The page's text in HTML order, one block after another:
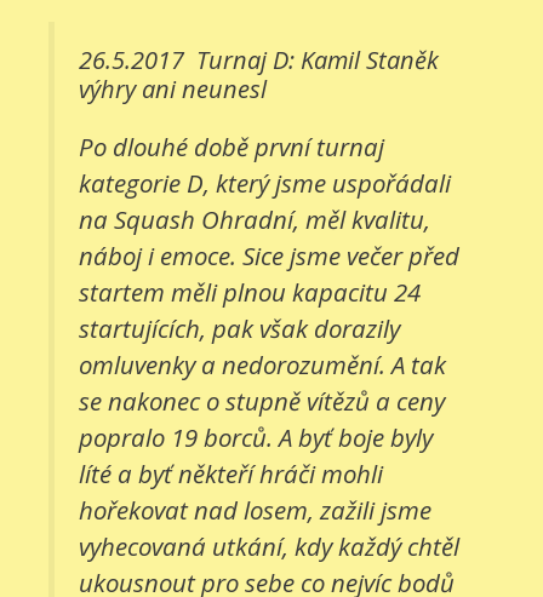
26.5.2017 Turnaj D: Kamil Staněk
výhry ani neunesl
Po dlouhé době první turnaj
kategorie D, který jsme uspořádali
na Squash Ohradní, měl kvalitu,
náboj i emoce. Sice jsme večer před
startem měli plnou kapacitu 24
startujících, pak však dorazily
omluvenky a nedorozumění. A tak
se nakonec o stupně vítězů a ceny
popralo 19 borců. A byť boje byly
líté a byť někteří hráči mohli
hořekovat nad losem, zažili jsme
vyhecovaná utkání, kdy každý chtěl
ukousnout pro sebe co nejvíc bodů